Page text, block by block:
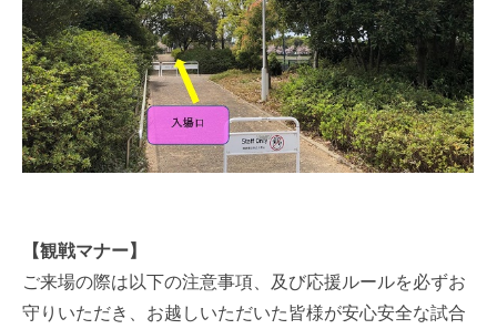
【観戦マナー】
ご来場の際は以下の注意事項、及び応援ルールを必ずお
守りいただき、お越しいただいた皆様が安心安全な試合